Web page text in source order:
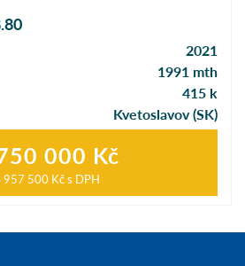
2021
1991 mth
415 k
Kvetoslavov (SK)
000 Kč
957 500 Kčs DPH